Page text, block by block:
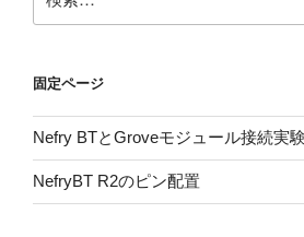
索:
固定ページ
Nefry BTとGroveモジュール接続実
NefryBT R2のピン配置